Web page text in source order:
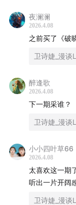
Debug sucks
Part 4.19:19
创立 Meta Fair
人类数据标注
学习自己
夜澜澜
2026.4.08
之前买了《破
卫诗婕_漫谈
醉逢歌
2026.4.08
下一期采谁？
卫诗婕_漫谈
小小四叶草66
2026.4.08
太喜欢这一期
听出一片开阔
卫诗婕_漫谈